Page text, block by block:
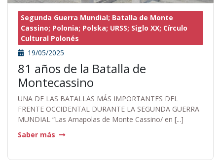
Segunda Guerra Mundial; Batalla de Monte
Cassino; Polonia; Polska; URSS; Siglo XX; Círculo
Cultural Polonés
19/05/2025
81 años de la Batalla de
Montecassino
UNA DE LAS BATALLAS MÁS IMPORTANTES DEL
FRENTE OCCIDENTAL DURANTE LA SEGUNDA GUERRA
MUNDIAL “Las Amapolas de Monte Cassino/ en [...]
Saber más